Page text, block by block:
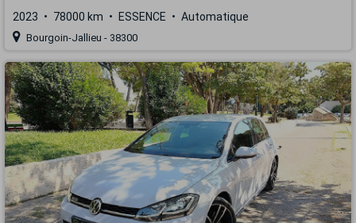
2023 78000 km ESSENCE Automatique
Bourgoin-Jallieu - 38300